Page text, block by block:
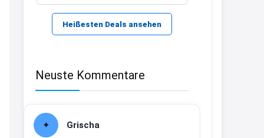
Heißesten Deals ansehen
Neuste Kommentare
Grischa
↩
29.07www.haribo.com/de-
↩